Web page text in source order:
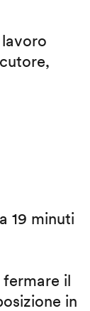
19 minuti
il
in